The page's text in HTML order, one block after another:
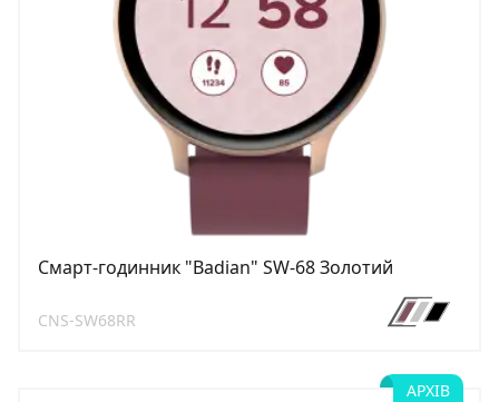
Смарт-годинник "Badian" SW-68 Золотий
CNS-SW68RR
АРХІВ